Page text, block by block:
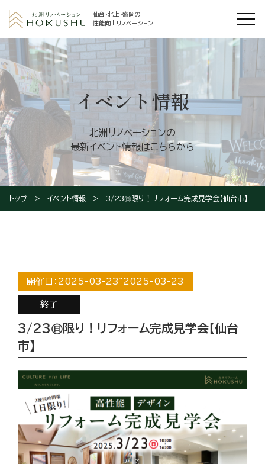
仙台・北上・盛岡の
性能向上リノベーション
イベント情報
北洲リノベーションの
最新イベント情報はこちらから
トップ イベント情報 3/23㊐限り！リフォーム完成見学会【仙台市】
開催日： 2025-03-23 ~2025-03-23
終了
3/23㊐限り！リフォーム完成見学会【仙台
市】